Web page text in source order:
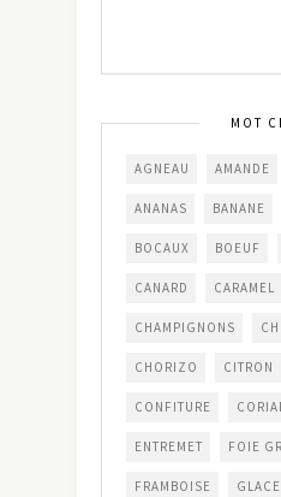
MOT
AGNEAU AMANDE
ANANAS BANANE
BOCAUX BOEUF
CANARD CARAMEL
CHAMPIGNONS
CHORIZO CITRON
CONFITURE
ENTREMET FOIE
FRAMBOISE GLACE